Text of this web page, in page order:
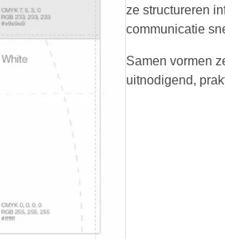
ze structureren
communicatie
Samen vormen
uitnodigend,